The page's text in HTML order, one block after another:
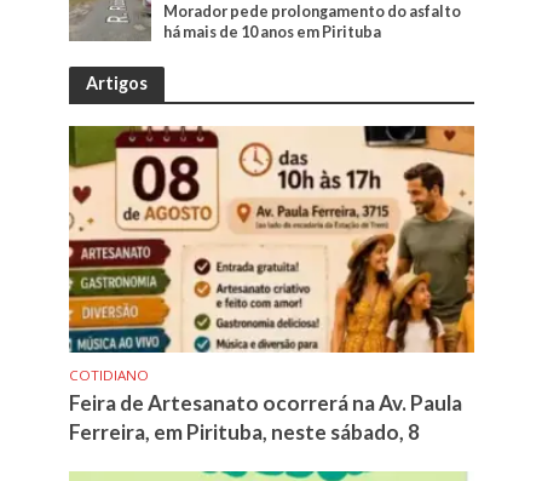
Morador pede prolongamento do asfalto
há mais de 10 anos em Pirituba
Artigos
COTIDIANO
Feira de Artesanato ocorrerá na Av. Paula
Ferreira, em Pirituba, neste sábado, 8